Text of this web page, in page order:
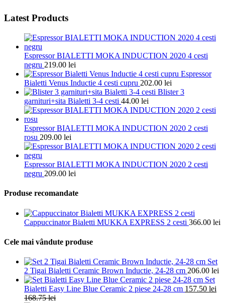
Latest Products
Espressor BIALETTI MOKA INDUCTION 2020 4 cesti
negru 219.00 lei
Espressor
Bialetti Venus Inductie 4 cesti cupru 202.00 lei
Blister 3
garnituri+sita Bialetti 3-4 cesti 44.00 lei
Espressor BIALETTI MOKA INDUCTION 2020 2 cesti
rosu 209.00 lei
Espressor BIALETTI MOKA INDUCTION 2020 2 cesti
negru 209.00 lei
Produse recomandate
Cappuccinator Bialetti MUKKA EXPRESS 2 cesti 366.00 lei
Cele mai vândute produse
Set
2 Tigai Bialetti Ceramic Brown Inductie, 24-28 cm 206.00 lei
Set
Bialetti Easy Line Blue Ceramic 2 piese 24-28 cm 157.50 lei
168.75lei